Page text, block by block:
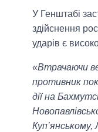
У Генштабі
здійснення
ударів є
«Втрачаючи
противник
дії на
Куп’янському,